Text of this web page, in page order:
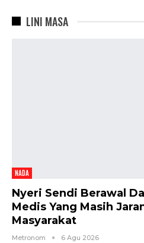
LINI MASA
NADA
Nyeri Sendi Berawal
Medis Yang Masih
Masyarakat
Metronom 6 Agu 2026